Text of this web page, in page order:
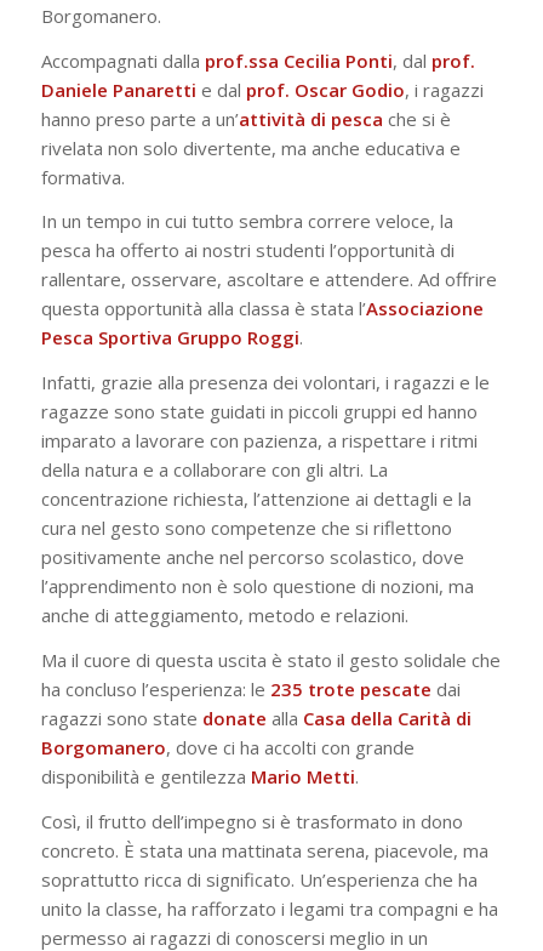
Borgomanero.
Accompagnati dalla prof.ssa Cecilia Ponti, dal prof.
Daniele Panaretti e dal prof. Oscar Godio, i ragazzi
hanno preso parte a un’attività di pesca che si è
rivelata non solo divertente, ma anche educativa e
formativa.
In un tempo in cui tutto sembra correre veloce, la
pesca ha offerto ai nostri studenti l’opportunità di
rallentare, osservare, ascoltare e attendere. Ad offrire
questa opportunità alla classa è stata l’Associazione
Pesca Sportiva Gruppo Roggi.
Infatti, grazie alla presenza dei volontari, i ragazzi e le
ragazze sono state guidati in piccoli gruppi ed hanno
imparato a lavorare con pazienza, a rispettare i ritmi
della natura e a collaborare con gli altri. La
concentrazione richiesta, l’attenzione ai dettagli e la
cura nel gesto sono competenze che si riflettono
positivamente anche nel percorso scolastico, dove
l’apprendimento non è solo questione di nozioni, ma
anche di atteggiamento, metodo e relazioni.
Ma il cuore di questa uscita è stato il gesto solidale che
ha concluso l’esperienza: le 235 trote pescate dai
ragazzi sono state donate alla Casa della Carità di
Borgomanero, dove ci ha accolti con grande
disponibilità e gentilezza Mario Metti.
Così, il frutto dell’impegno si è trasformato in dono
concreto. È stata una mattinata serena, piacevole, ma
soprattutto ricca di significato. Un’esperienza che ha
unito la classe, ha rafforzato i legami tra compagni e ha
permesso ai ragazzi di conoscersi meglio in un